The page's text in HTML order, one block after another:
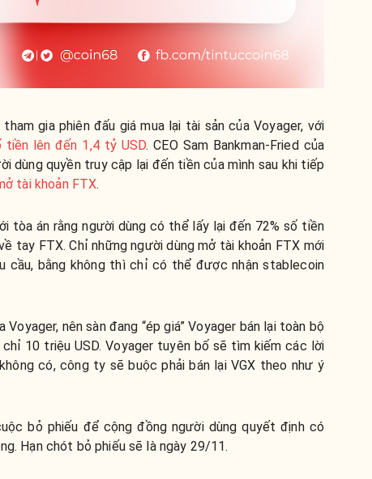
gia phiên đấu giá mua lại tài sản của Voyager, với
tiền lên đến 1,4 tỷ USD. CEO Sam Bankman-Fried của
dùng quyền truy cập lại đến tiền của mình sau khi tiếp
tài khoản FTX.
tòa án rằng người dùng có thể lấy lại đến 72% số tiền
tay FTX. Chỉ những người dùng mở tài khoản FTX mới
cầu, bằng không thì chỉ có thể được nhận stablecoin
nên sàn đang “ép giá” Voyager bán lại toàn bộ
10 triệu USD. Voyager tuyên bố sẽ tìm kiếm các lời
có, công ty sẽ buộc phải bán lại VGX theo như ý
bỏ phiếu để cộng đồng người dùng quyết định có
Hạn chót bỏ phiếu sẽ là ngày 29/11.